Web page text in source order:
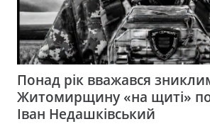
Понад рік вважався
Житомирщину «на щиті»
Іван Недашківський